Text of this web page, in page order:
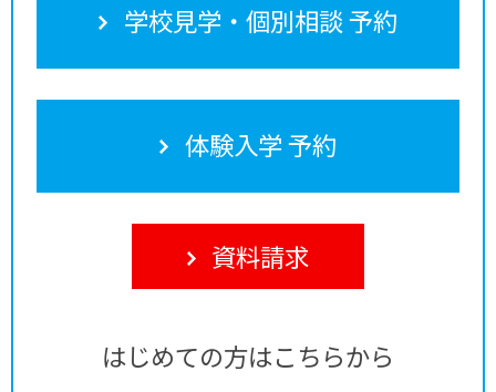
学校見学・個別相談 予約
体験入学 予約
資料請求
はじめての方はこちらから